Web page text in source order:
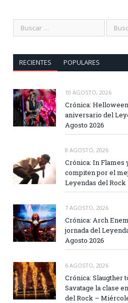
RECIENTES POPULARES
10 AGOSTO, 2026
Crónica:
aniversario del
Agosto 2026
8 AGOSTO, 2026
Crónica: In Flames
compiten por el
Leyendas del
7 AGOSTO, 2026
Crónica: Arch
jornada del
Agosto 2026
6 AGOSTO, 2026
Crónica: Slaugther
Savatage la clase
del Rock –